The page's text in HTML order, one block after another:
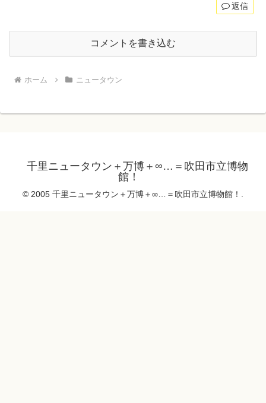
返信
コメントを書き込む
ホーム ニュータウン
千里ニュータウン＋万博＋∞…＝吹田市立博物
館！
© 2005 千里ニュータウン＋万博＋∞…＝吹田市立博物館！.